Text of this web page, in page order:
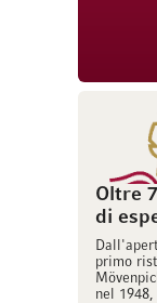
Oltre
di
primo
nel 1948,